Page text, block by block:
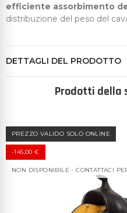
efficiente assorbimento
distribuzione del peso del
DETTAGLI DEL PRODOTTO
Prodotti della
PREZZO VALIDO SOLO ONLINE
-145,00 €
NON DISPONIBILE - CONTATTACI